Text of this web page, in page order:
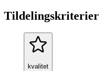
Tildelingskriterier
kvalitet